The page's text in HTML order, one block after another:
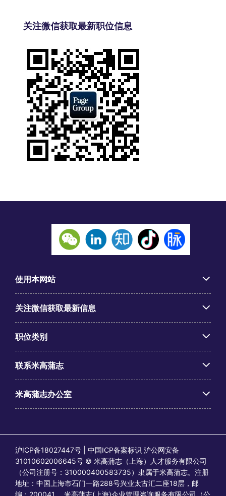
关注微信获取最新职位信息
使用本网站
关注微信获取最新信息
职位类别
联系米高蒲志
米高蒲志办公室
沪ICP备18027447号 | 中国ICP备案标识 沪公网安备
31010602006645号 © 米高蒲志（上海）人才服务有限公司
（公司注册号：310000400583735）隶属于米高蒲志。注册
地址：中国上海市石门一路288号兴业太古汇二座18层，邮
编：200041。 米高蒲志(上海)企业管理咨询服务有限公司（公